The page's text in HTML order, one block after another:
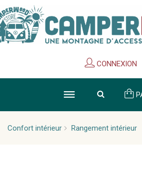
CONNEXION
Confort intérieur Rangement intérieur
Cookies management panel